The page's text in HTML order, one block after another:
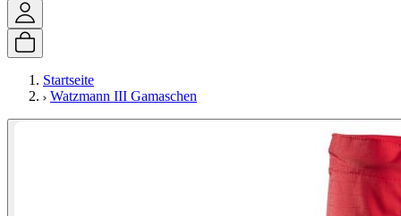
Startseite
Watzmann III Gamaschen